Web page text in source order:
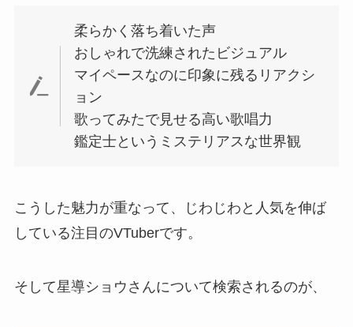
柔らかく落ち着いた声
おしゃれで洗練されたビジュアル
マイペースなのに印象に残るリアクシ
ョン
歌ってみたで見せる高い歌唱力
鑑定士というミステリアスな世界観
こうした魅力が重なって、じわじわと人気を伸ば
している注目のVTuberです。
そして星導ショウさんについて検索されるのが、